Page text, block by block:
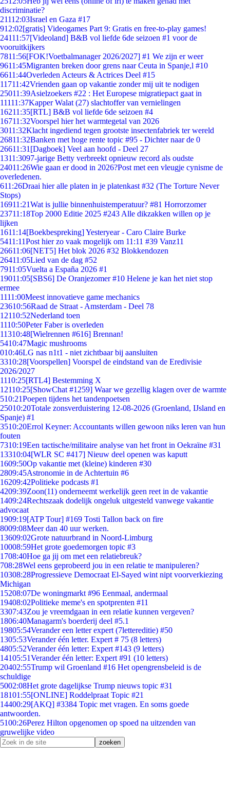
discriminatie?
21112:03Israel en Gaza #17
912:02[gratis] Videogames Part 9: Gratis en free-to-play games!
24111:57[Videoland] B&B vol liefde 6de seizoen #1 voor de
vooruitkijkers
7811:56[FOK!Voetbalmanager 2026/2027] #1 We zijn er weer
9611:45Migranten breken door grens naar Ceuta in Spanje,l #10
6611:44Overleden Acteurs & Actrices Deel #15
11711:42Vrienden gaan op vakantie zonder mij uit te nodigen
25011:39Asielzoekers #22 : Het Europese migratiepact gaat in
11111:37Kapper Walat (27) slachtoffer van vernielingen
16211:35[RTL] B&B vol liefde 6de seizoen #4
16711:32Voorspel hier het warmtegetal van 2026
3011:32Klacht ingediend tegen grootste insectenfabriek ter wereld
26811:32Banken met hoge rente topic #95 - Dichter naar de 0
26611:31 [Dagboek] Veel aan hoofd - Deel 27
1311:3097-jarige Betty verbreekt opnieuw record als oudste
24011:26Wie gaan er dood in 2026?Post met een vleugje cynisme de
overledenen.
611:26Draai hier alle platen in je platenkast #32 (The Torture Never
Stops)
16911:21Wat is jullie binnenhuistemperatuur? #81 Horrorzomer
23711:18Top 2000 Editie 2025 #243 Alle dikzakken willen op je
lijken
1611:14[Boekbespreking] Yesteryear - Caro Claire Burke
5411:11Post hier zo vaak mogelijk om 11:11 #39 Vanz11
26611:06[NET5] Het blok 2026 #32 Blokkendozen
26411:05Lied van de dag #52
7911:05Vuelta a España 2026 #1
19011:05[SBS6] De Oranjezomer #10 Helene je kan het niet stop
ermee
1111:00Meest innovatieve game mechanics
23610:56Raad de Straat - Amsterdam - Deel 78
12110:52Nederland toen
1110:50Peter Faber is overleden
11310:48[Wielrennen #616] Brennan!
5410:47Magic mushrooms
010:46LG nas n1t1 - niet zichtbaar bij aansluiten
3310:28[Voorspellen] Voorspel de eindstand van de Eredivisie
2026/2027
1110:25[RTL4] Bestemming X
12110:25[ShowChat #1259] Waar we gezellig klagen over de warmte
510:21Poepen tijdens het tandenpoetsen
25010:20Totale zonsverduistering 12-08-2026 (Groenland, IJsland en
Spanje) #1
3510:20Errol Keyner: Accountants willen gewoon niks leren van hun
fouten
7310:19Een tactische/militaire analyse van het front in Oekraïne #31
13310:04[WLR SC #417] Nieuw deel openen was kaputt
1609:50Op vakantie met (kleine) kinderen #30
2809:45Astronomie in de Achtertuin #6
16209:42Politieke podcasts #1
4209:39Zoon(11) onderneemt werkelijk geen reet in de vakantie
1409:24Rechtszaak dodelijk ongeluk uitgesteld vanwege vakantie
advocaat
1909:19[ATP Tour] #169 Tosti Tallon back on fire
8009:08Meer dan 40 uur werken.
13609:02Grote natuurbrand in Noord-Limburg
10008:59Het grote goedemorgen topic #3
1708:40Hoe ga jij om met een relatiebreuk?
708:28Wel eens geprobeerd jou in een relatie te manipuleren?
10308:28Progressieve Democraat El-Sayed wint nipt voorverkiezing
Michigan
15208:07De woningmarkt #96 Eenmaal, andermaal
19408:02Politieke meme's en spotprenten #11
3307:43Zou je vreemdgaan in een relatie kunnen vergeven?
1806:40Managarm's boerderij deel #5.1
19805:54Verander een letter expert (7lettereditie) #50
1305:53Verander één letter. Expert # 75 (8 letters)
4805:52Verander één letter: Expert #143 (9 letters)
14105:51Verander één letter: Expert #91 (10 letters)
20402:55Trump wil Groenland #16 Het opengrensbeleid is de
schuldige
5002:08Het grote dagelijkse Trump nieuws topic #31
18101:55[ONLINE] Roddelpraat Topic #21
14400:29[AKQ] #3384 Topic met vragen. En soms goede
antwoorden.
5100:26Perez Hilton opgenomen op spoed na uitzenden van
gruwelijke video